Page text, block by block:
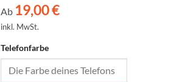
Telefonfarbe
Ab 19,00€
inkl. MwSt.